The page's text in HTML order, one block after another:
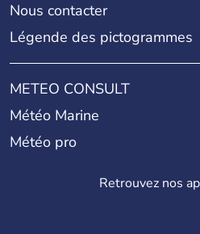
Nous contacter
Légende des pictogrammes
METEO CONSULT
Météo Marine
Météo pro
Retrouvez nos